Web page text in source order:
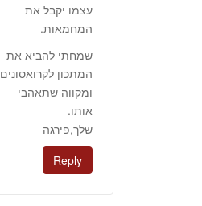
עצמו יקבל את
המחמאות.
שמחתי להביא את
המתכון לקרואסונים
ומקווה שתאהבי
אותו.
שלך,פירגה
Reply